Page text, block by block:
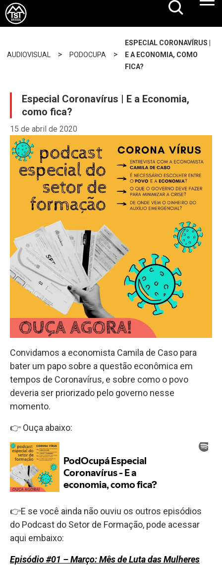
AUDIOVISUAL > PODOCUPA >
ESPECIAL CORONAVÍRUS |
E A ECONOMIA, COMO
FICA?
Especial Coronavírus | E a Economia,
como fica?
15 de abril de 2020
Convidamos a economista Camila de Caso para
bater um papo sobre a questão econômica em
tempos de Coronavírus, e sobre como o povo
deveria ser priorizado pelo governo nesse
momento.
👉 Ouça abaixo:
👉E se você ainda não ouviu os outros episódios
do Podcast do Setor de Formação, pode acessar
aqui embaixo:
Episódio #01 – Março: Mês de Luta das Mulheres